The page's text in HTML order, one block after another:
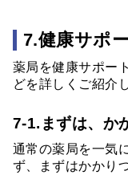
7.健康サポ
薬局を健康サポー
どを詳しくご紹介
7-1.まずは、か
通常の薬局を一気
ず、まずはかかり